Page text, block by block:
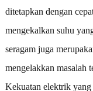
ditetapkan dengan
mengekalkan suhu
seragam juga
mengelakkan masalah
Kekuatan elektrik yang